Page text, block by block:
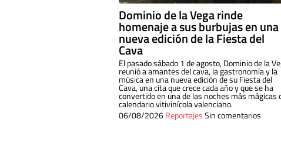
Dominio de la Vega rinde
homenaje a sus burbujas en una
nueva edición de la Fiesta del
Cava
El pasado sábado 1 de agosto, Dominio de la
reunió a amantes del cava, la gastronomía y la
música en una nueva edición de su Fiesta del
Cava, una cita que crece cada año y que se ha
convertido en una de las noches más mágicas
calendario vitivinícola valenciano.
06/08/2026ReportajesSin comentarios